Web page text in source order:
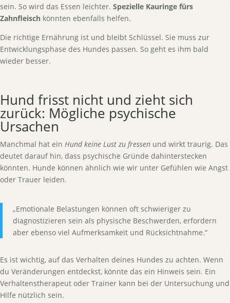
sein. So wird das Essen leichter. Spezielle Kauringe fürs
Zahnfleisch könnten ebenfalls helfen.
Die richtige Ernährung ist und bleibt Schlüssel. Sie muss zur
Entwicklungsphase des Hundes passen. So geht es ihm bald
wieder besser.
Hund frisst nicht und zieht sich
zurück: Mögliche psychische
Ursachen
Manchmal hat ein Hund keine Lust zu fressen und wirkt traurig. Das
deutet darauf hin, dass psychische Gründe dahinterstecken
könnten. Hunde können ähnlich wie wir unter Gefühlen wie Angst
oder Trauer leiden.
„Emotionale Belastungen können oft schwieriger zu
diagnostizieren sein als physische Beschwerden, erfordern
aber ebenso viel Aufmerksamkeit und Rücksichtnahme.“
Es ist wichtig, auf das Verhalten deines Hundes zu achten. Wenn
du Veränderungen entdeckst, könnte das ein Hinweis sein. Ein
Verhaltenstherapeut oder Trainer kann bei der Untersuchung und
Hilfe nützlich sein.